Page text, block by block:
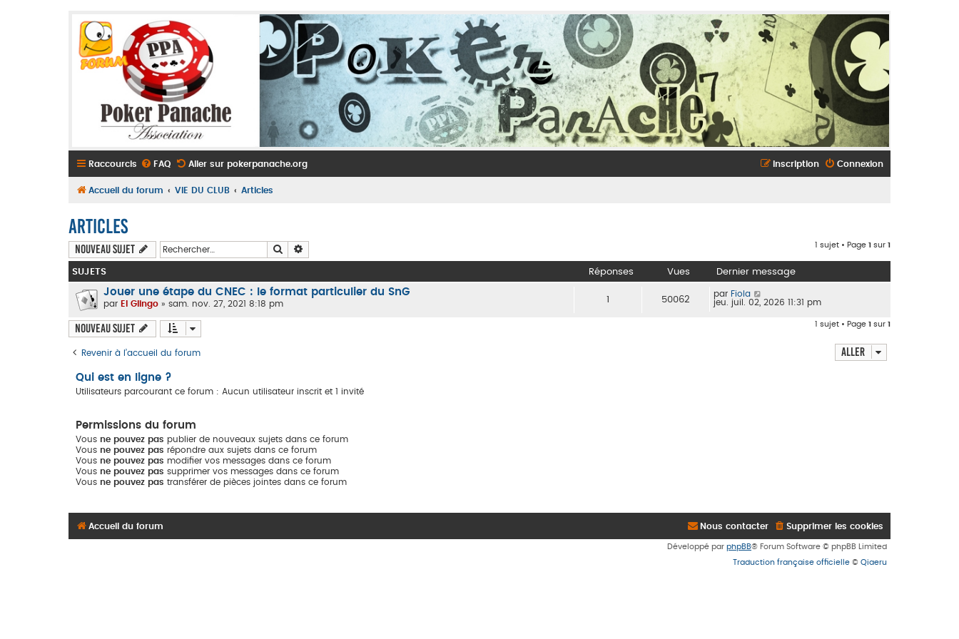
Raccourcis FAQ Aller sur pokerpanache.org Connexion
Inscription
Accueil du forum VIE DU CLUB Articles
Articles
Nouveau sujet Rechercher 1 sujet • Page 1 sur 1
SUJETS Réponses Vues Dernier message
Jouer une étape du CNEC : le format particulier du SnG
par El Glingo » sam. nov. 27, 2021 8:18 pm 1 50062
par Fiola
jeu. juil. 02, 2026 11:31 pm
Nouveau sujet 1 sujet • Page 1 sur 1
Revenir à l’accueil du forum Aller
Qui est en ligne ?
Utilisateurs parcourant ce forum : Aucun utilisateur inscrit et 1 invité
Permissions du forum
Vous ne pouvez pas publier de nouveaux sujets dans ce forum
Vous ne pouvez pas répondre aux sujets dans ce forum
Vous ne pouvez pas modifier vos messages dans ce forum
Vous ne pouvez pas supprimer vos messages dans ce forum
Vous ne pouvez pas transférer de pièces jointes dans ce forum
Accueil du forum Supprimer les cookies
Nous contacter
Développé par phpBB® Forum Software © phpBB Limited
Traduction française officielle © Qiaeru